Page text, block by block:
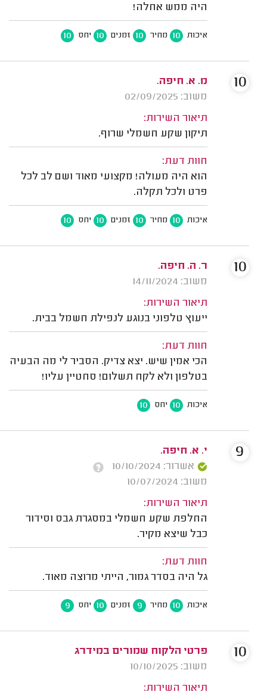
היה ממש אחלה!
איכות 10 מחיר 10 זמנים 10 יחס 10
מ. א. חיפה.
משוב: 02/09/2025
תיאור השירות:
תיקון שקע חשמלי שרוף.
חוות דעת:
הוא היה מעולה! מקצועי מאוד ושם לב לכל
פרט ולכל תקלה.
איכות 10 מחיר 10 זמנים 10 יחס 10
10
ר. ה. חיפה.
משוב: 14/11/2024
תיאור השירות:
ייעוץ טלפוני בנוגע לנפילת חשמל בבית.
חוות דעת:
הכי אמין שיש. יצא צדיק. הסביר לי מה הבעיה
בטלפון ולא לקח תשלום! סחטיין עליו!
איכות 10 יחס 10
10
י. א. חיפה.
אשרור: 10/10/2024
משוב: 10/07/2024
תיאור השירות:
החלפת שקע חשמלי במסגרת גבס וסידור
כבל שיצא מקיר.
חוות דעת:
גל היה בסדר גמור, הייתי מרוצה מאוד.
איכות 10 מחיר 9 זמנים 10 יחס 9
9
פרטי הלקוח שמורים במידרג
משוב: 10/10/2025
תיאור השירות:
10